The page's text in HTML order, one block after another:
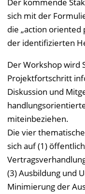
sich mit der
die „action oriented
der identifizierten
Der Workshop wird
Projektfortschritt
Diskussion und
miteinbeziehen.
Die vier
sich auf (1)
(3) Ausbildung und
Minimierung der